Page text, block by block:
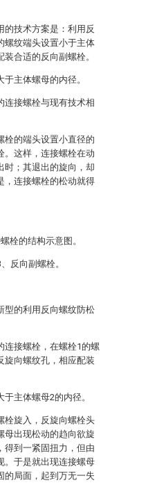
的技术方案是：利用反
螺纹端头设置小于主体
合适的反向副螺栓。
主体螺母的内径。
连接螺栓与现有技术相
栓的端头设置小直径的
。这样，连接螺栓在动
时；其退出的旋向，却
，连接螺栓的松动就得
栓的结构示意图。
反向副螺栓。
型的利用反向螺纹防松
连接螺栓，在螺栓1的螺
旋向螺纹孔，相应配装
主体螺母2的内径。
栓旋入，反旋向螺栓头
母出现松动的趋向欲旋
得到一紧固扭力，但由
。于是就出现连接螺母
的局面，起到万无一失